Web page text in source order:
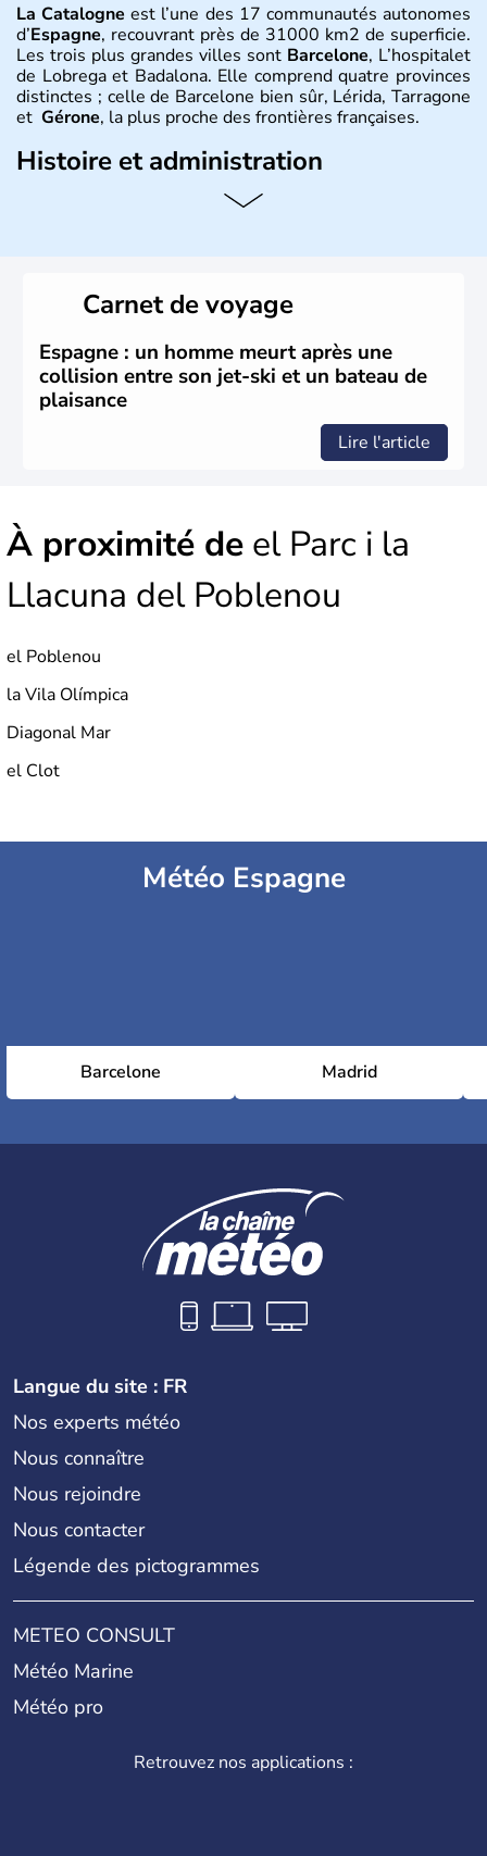
La Catalogne est l’une des 17 communautés autonomes
d’Espagne, recouvrant près de 31000 km2 de superficie.
Les trois plus grandes villes sont Barcelone, L’hospitalet
de Lobrega et Badalona. Elle comprend quatre provinces
distinctes ; celle de Barcelone bien sûr, Lérida, Tarragone
et Gérone, la plus proche des frontières françaises.
Histoire et administration
FC Barceloneest l’une des fiertés de la
catalans lors de fêtes souvent colorées.
Carnet de voyage
Espagne : un homme meurt après une
collision entre son jet-ski et un bateau de
plaisance
Lire l'article
À proximité de el Parc i la
Llacuna del Poblenou
el Poblenou
la Vila Olímpica
Diagonal Mar
el Clot
Météo Espagne
Barcelone Madrid
Langue du site : FR
Nos experts météo
Nous connaître
Nous rejoindre
Nous contacter
Légende des pictogrammes
METEO CONSULT
Météo Marine
Météo pro
Retrouvez nos applications :